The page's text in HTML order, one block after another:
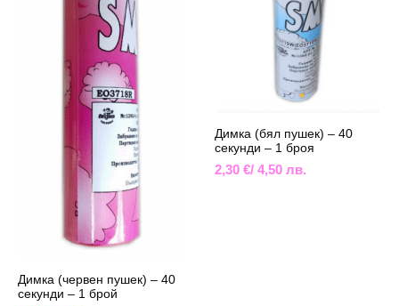
Димка (червен пушек) – 40
секунди – 1 брой
Димка (бял пушек) – 40
секунди – 1 броя
2,30 €/ 4,50 лв.